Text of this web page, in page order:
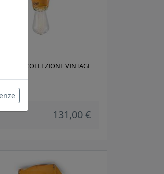
COLLEZIONE VINTAGE
131,00 €